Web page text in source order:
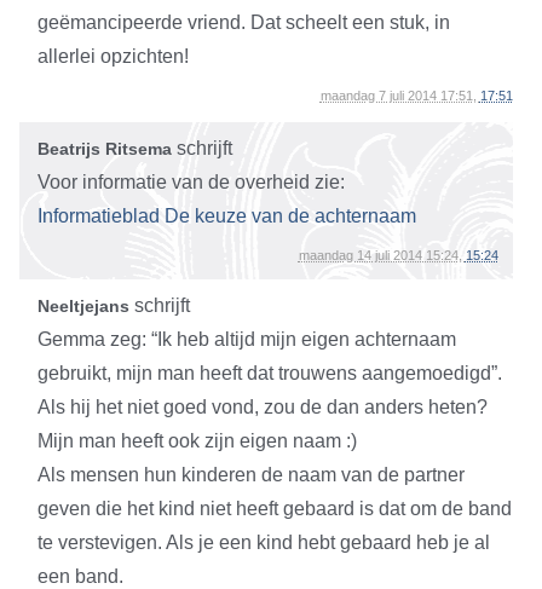
geëmancipeerde vriend. Dat scheelt een stuk, in
allerlei opzichten!
maandag 7 juli 2014 17:51, 17:51
Beatrijs Ritsema schrijft
Voor informatie van de overheid zie:
Informatieblad De keuze van de achternaam
maandag 14 juli 2014 15:24, 15:24
Neeltjejans schrijft
Gemma zeg: “Ik heb altijd mijn eigen achternaam
gebruikt, mijn man heeft dat trouwens aangemoedigd”.
Als hij het niet goed vond, zou de dan anders heten?
Mijn man heeft ook zijn eigen naam :)
Als mensen hun kinderen de naam van de partner
geven die het kind niet heeft gebaard is dat om de band
te verstevigen. Als je een kind hebt gebaard heb je al
een band.